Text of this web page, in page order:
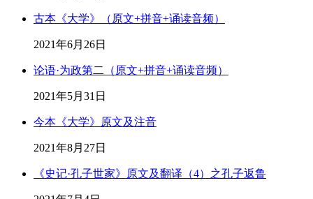
古本《大学》（原文+拼音+诵读音频）
2021年6月26日
论语·为政第二（原文+拼音+诵读音频）
2021年5月31日
今本《大学》原文及注音
2021年8月27日
《史记·孔子世家》原文及翻译（4）之孔子返鲁